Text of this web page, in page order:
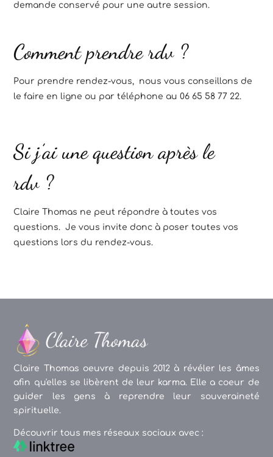
demande conservé pour une autre session.
Comment prendre rdv ?
Pour prendre rendez-vous, nous vous conseillons de
le faire en ligne ou par téléphone au 06 65 58 77 22.
Si j’ai une question après le
rdv ?
Claire Thomas ne peut répondre à toutes vos
questions. Je vous invite donc à poser toutes vos
questions lors du rendez-vous.
Claire Thomas oeuvre depuis 2012 à révéler les âmes
afin qu'elles se libèrent de leur karma. Elle a coeur de
guider les gens à reprendre leur souveraineté
spirituelle.
Découvrir tous mes réseaux sociaux avec :